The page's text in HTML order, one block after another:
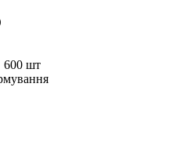
600 шт